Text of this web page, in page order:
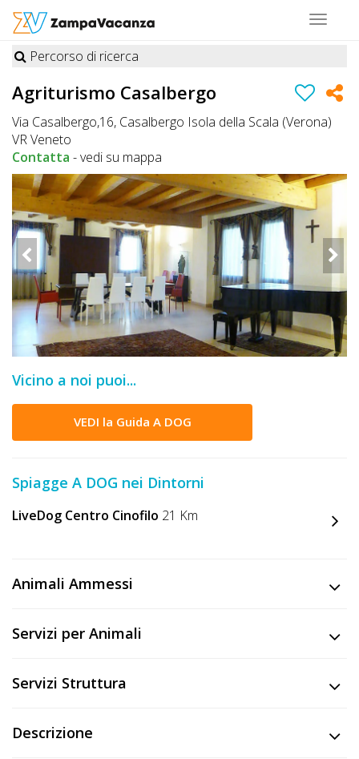
Toggle
STRUTTURE
A
DOG
LUOGHI
A
DOG
OFFERTE
A
DOG
INFO
DOG
CODICE
Tutorial
con
Percorso di ricerca
Agriturismo Casalbergo
Via Casalbergo,16, Casalbergo Isola della Scala (Verona)
VR Veneto
Contatta -vedi su mappa
Vicino a noi puoi...
VEDI la Guida A DOG
Spiagge A DOG nei Dintorni
LiveDog Centro Cinofilo 21 Km
Animali Ammessi
Servizi per Animali
Servizi Struttura
Descrizione